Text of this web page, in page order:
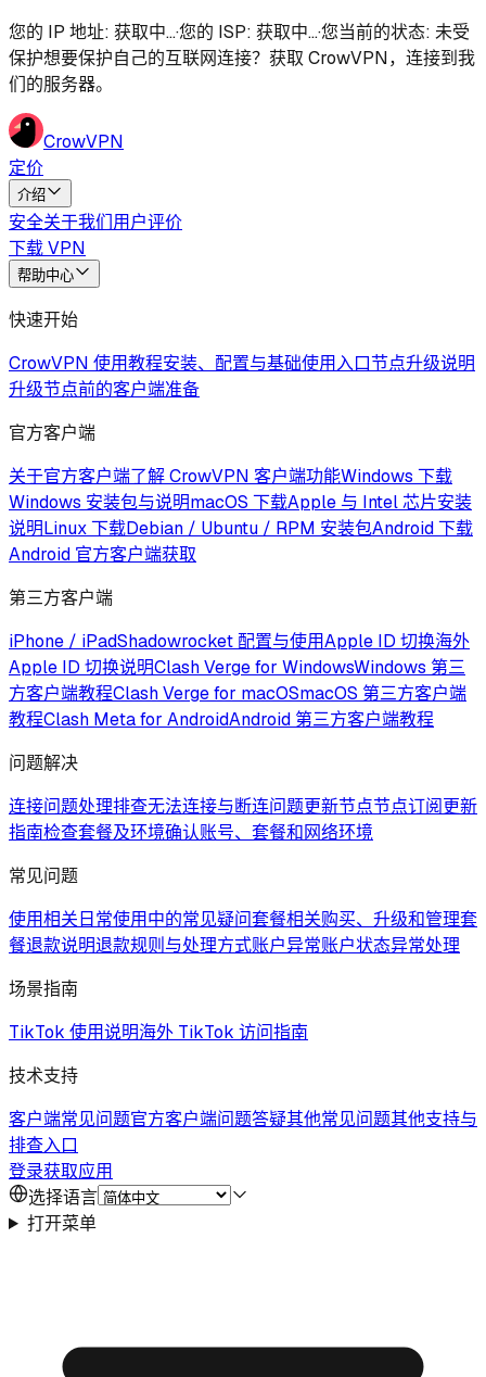
您的 IP 地址: 获取中...·您的 ISP: 获取中...·您当前的状态: 未受
保护想要保护自己的互联网连接？获取 CrowVPN，连接到我
们的服务器。
CrowVPN
定价
介绍
安全关于我们用户评价
下载 VPN
帮助中心
快速开始
CrowVPN 使用教程安装、配置与基础使用入口节点升级说明
升级节点前的客户端准备
官方客户端
关于官方客户端了解 CrowVPN 客户端功能Windows 下载
Windows 安装包与说明macOS 下载Apple 与 Intel 芯片安装
说明Linux 下载Debian / Ubuntu / RPM 安装包Android 下载
Android 官方客户端获取
第三方客户端
iPhone / iPadShadowrocket 配置与使用Apple ID 切换海外
Apple ID 切换说明Clash Verge for WindowsWindows 第三
方客户端教程Clash Verge for macOSmacOS 第三方客户端
教程Clash Meta for AndroidAndroid 第三方客户端教程
问题解决
连接问题处理排查无法连接与断连问题更新节点节点订阅更新
指南检查套餐及环境确认账号、套餐和网络环境
常见问题
使用相关 日常使用中的常见疑问套餐相关购买、升级和管理套
餐退款说明退款规则与处理方式账户异常账户状态异常处理
场景指南
TikTok 使用说明海外 TikTok 访问指南
技术支持
客户端常见问题官方客户端问题答疑其他常见问题其他支持与
排查入口
登录获取应用
选择语言
打开菜单